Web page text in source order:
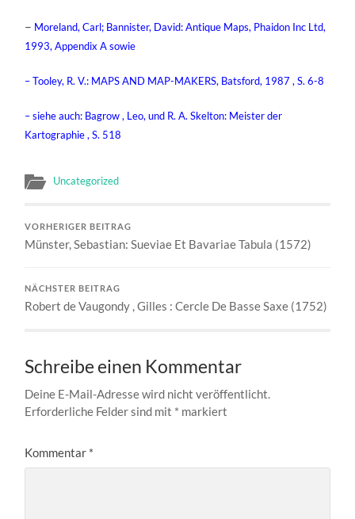
– Moreland, Carl; Bannister, David: Antique Maps, Phaidon Inc Ltd,
1993, Appendix A sowie
– Tooley, R. V.: MAPS AND MAP-MAKERS, Batsford, 1987 , S. 6-8
– siehe auch: Bagrow , Leo, und R. A. Skelton: Meister der
Kartographie , S. 518
Uncategorized
VORHERIGER BEITRAG
Münster, Sebastian: Sueviae Et Bavariae Tabula (1572)
NÄCHSTER BEITRAG
Robert de Vaugondy , Gilles : Cercle De Basse Saxe (1752)
Schreibe einen Kommentar
Deine E-Mail-Adresse wird nicht veröffentlicht.
Erforderliche Felder sind mit * markiert
Kommentar *